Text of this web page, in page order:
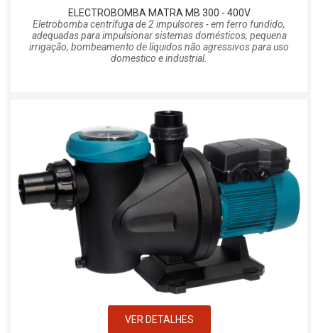
ELECTROBOMBA MATRA MB 300 - 400V
Eletrobomba centrífuga de 2 impulsores - em ferro fundido,
adequadas para impulsionar sistemas domésticos, pequena
irrigação, bombeamento de líquidos não agressivos para uso
domestico e industrial.
VER DETALHES